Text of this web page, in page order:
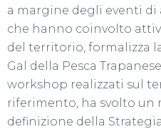
a margine degli eventi
che hanno coinvolto
del territorio, formalizza
Gal della Pesca
workshop realizzati sul
riferimento, ha svolto
definizione della